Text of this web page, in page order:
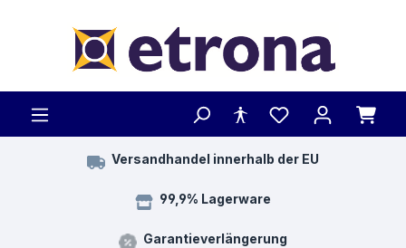
Versandhandel innerhalb der EU
99,9% Lagerware
Garantieverlängerung